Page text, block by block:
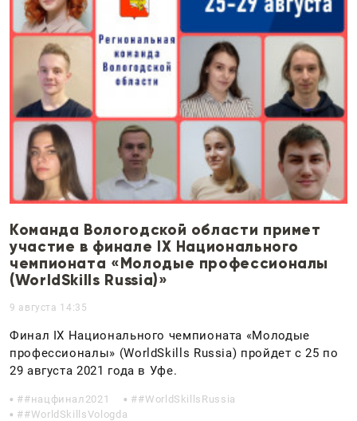
Команда Вологодской области примет
участие в финале IХ Национального
чемпионата «Молодые профессионалы
(WorldSkills Russia)»
9 августа 14:35
Финал IХ Национального чемпионата «Молодые
профессионалы» (WorldSkills Russia) пройдет с 25 по
29 августа 2021 года в Уфе.
#нацфинал2021
#WorldSkillsRussia
#WorldSkillsVologda